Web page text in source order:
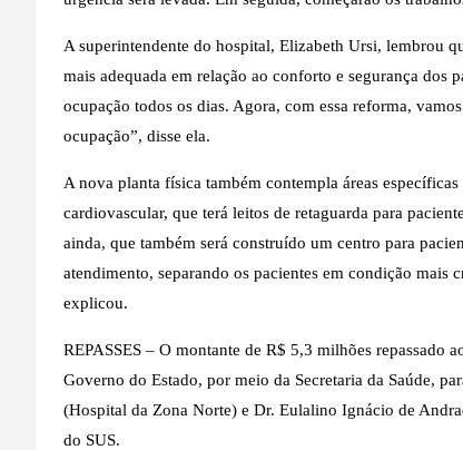
A superintendente do hospital, Elizabeth Ursi, lembrou
mais adequada em relação ao conforto e segurança dos
ocupação todos os dias. Agora, com essa reforma,
ocupação”, disse ela.
A nova planta física também contempla áreas
cardiovascular, que terá leitos de retaguarda para
ainda, que também será construído um centro para
atendimento, separando os pacientes em condição
explicou.
REPASSES – O montante de R$ 5,3 milhões repassado
Governo do Estado, por meio da Secretaria da Saúde,
(Hospital da Zona Norte) e Dr. Eulalino Ignácio de
do SUS.